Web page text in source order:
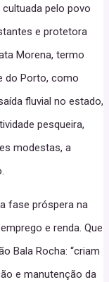
cultuada pelo povo
e protetora
Morena, termo
do Porto, como
fluvial no estado,
pesqueira,
modestas, a
fase próspera na
e renda. Que
Bala Rocha: “criam
e manutenção da